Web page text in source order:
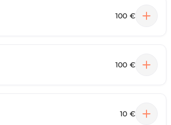
100 €
100 €
10 €